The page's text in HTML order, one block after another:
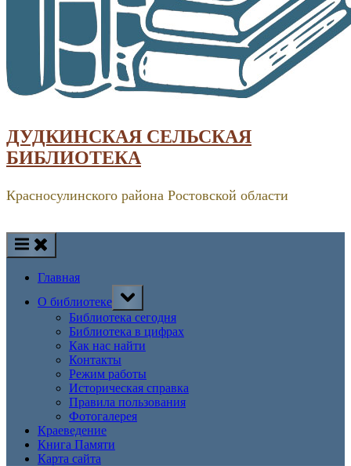
ДУДКИНСКАЯ СЕЛЬСКАЯ
БИБЛИОТЕКА
Красносулинского района Ростовской области
Главная
О библиотеке
Toggle
sub-
menu
Библиотека сегодня
Библиотека в цифрах
Как нас найти
Контакты
Режим работы
Историческая справка
Правила пользования
Фотогалерея
Краеведение
Книга Памяти
Карта сайта